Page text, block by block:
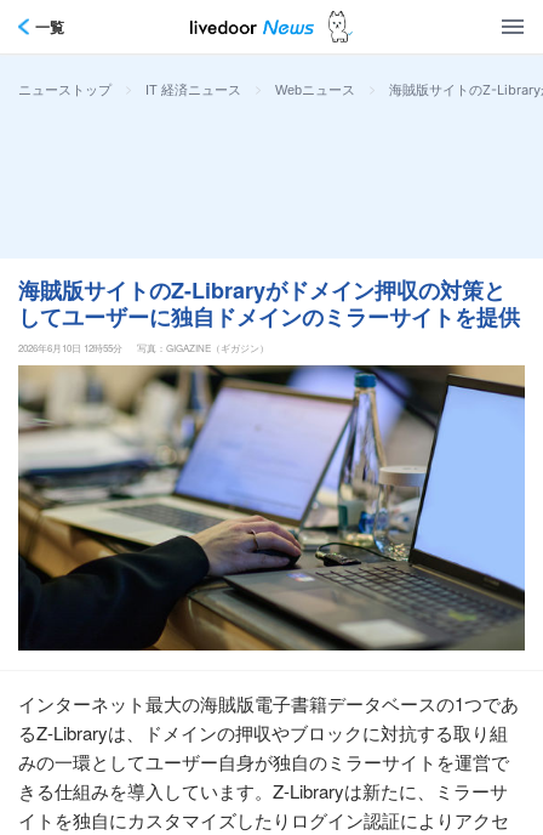
一覧
ニューストップ > IT 経済ニュース > Webニュース > 海賊版サイトのZ-Library
海賊版サイトのZ-Libraryがドメイン押収の対策と
してユーザーに独自ドメインのミラーサイトを提供
2026年6月10日 12時55分 写真：GIGAZINE（ギガジン）
インターネット最大の海賊版電子書籍データベースの1つであ
るZ-Libraryは、ドメインの押収やブロックに対抗する取り組
みの一環としてユーザー自身が独自のミラーサイトを運営で
きる仕組みを導入しています。Z-Libraryは新たに、ミラーサ
イトを独自にカスタマイズしたりログイン認証によりアクセ